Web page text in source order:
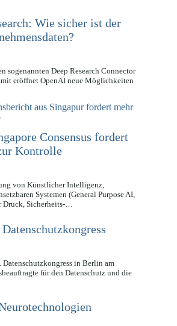
Wie sicher ist der
sogenannten Deep Research Connector
eröffnet OpenAI neue Möglichkeiten
Consensus fordert
Kontrolle
von Künstlicher Intelligenz,
Systemen (General Purpose AI,
Druck, Sicherheits-…
in Berlin am
für den Datenschutz und die